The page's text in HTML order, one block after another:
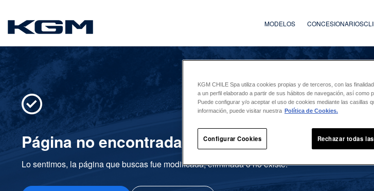
SsangYong MODELOS CONCESIONARIOS
Página no encontrada
Lo sentimos, la página que buscas fue modificada, eliminada o no existe.
KGM CHILE Spa utiliza cookies propias y de terceros, con las
a un perfil elaborado a partir de sus hábitos de navegación, así como
Puede configurar y/o aceptar el uso de cookies mediante las casillas
información, puede visitar nuestra Política de Cookies.
Configurar Cookies Rechazar todas